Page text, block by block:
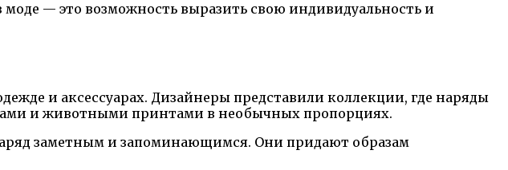
— это возможность выразить свою индивидуальность и
и аксессуарах. Дизайнеры представили коллекции, где наряды
и животными принтами в необычных пропорциях.
заметным и запоминающимся. Они придают образам